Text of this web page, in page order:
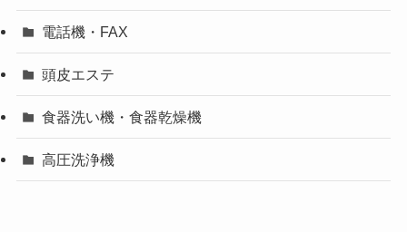
電話機・FAX
頭皮エステ
食器洗い機・食器乾燥機
高圧洗浄機